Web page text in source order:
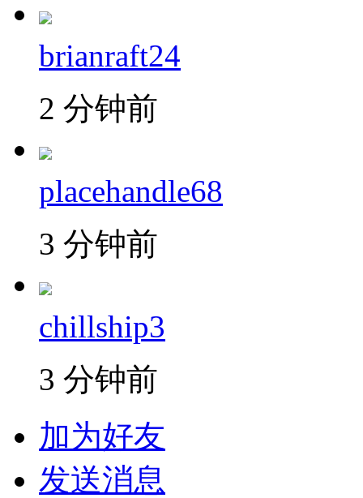
brianraft24
2 分钟前
placehandle68
3 分钟前
chillship3
3 分钟前
加为好友
发送消息